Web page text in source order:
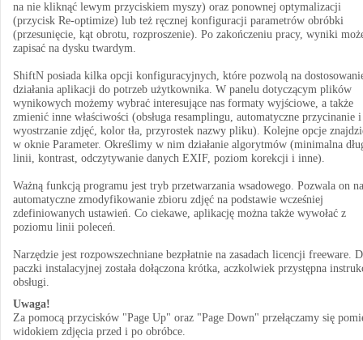
na nie kliknąć lewym przyciskiem myszy) oraz ponownej optymalizacji
(przycisk Re-optimize) lub też ręcznej konfiguracji parametrów obróbki
(przesunięcie, kąt obrotu, rozproszenie). Po zakończeniu pracy, wyniki
zapisać na dysku twardym.
ShiftN posiada kilka opcji konfiguracyjnych, które pozwolą na
działania aplikacji do potrzeb użytkownika. W panelu dotyczącym plików
wynikowych możemy wybrać interesujące nas formaty wyjściowe, a także
zmienić inne właściwości (obsługa resamplingu, automatyczne przycinanie i
wyostrzanie zdjęć, kolor tła, przyrostek nazwy pliku). Kolejne opcje
w oknie Parameter. Określimy w nim działanie algorytmów (minimalna
linii, kontrast, odczytywanie danych EXIF, poziom korekcji i inne).
Ważną funkcją programu jest tryb przetwarzania wsadowego. Pozwala on na
automatyczne zmodyfikowanie zbioru zdjęć na podstawie wcześniej
zdefiniowanych ustawień. Co ciekawe, aplikację można także wywołać z
poziomu linii poleceń.
Narzędzie jest rozpowszechniane bezpłatnie na zasadach licencji freeware.
paczki instalacyjnej została dołączona krótka, aczkolwiek przystępna
obsługi.
Uwaga!
Za pomocą przycisków "Page Up" oraz "Page Down" przełączamy się
widokiem zdjęcia przed i po obróbce.